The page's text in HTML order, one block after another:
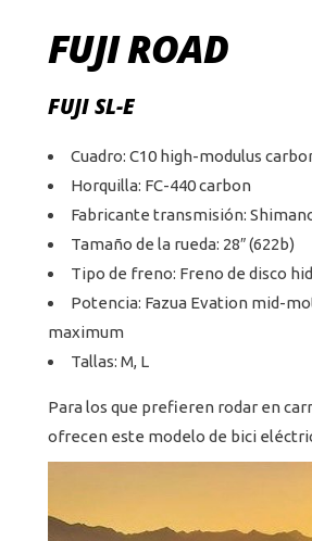
FUJI ROAD
FUJI SL-E
Cuadro: C10 high-modulus
Horquilla: FC-440 carbon
Fabricante transmisión:
Tamaño de la rueda: 28″ (622b)
Tipo de freno: Freno de disco
Potencia: Fazua Evation mid-
maximum
Tallas: M, L
Para los que prefieren rodar en
ofrecen este modelo de bici